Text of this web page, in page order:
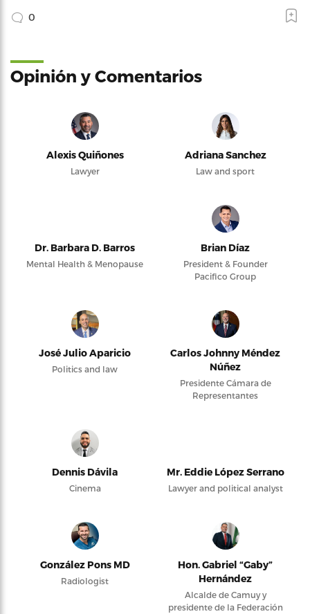
0
Opinión y Comentarios
Alexis Quiñones
Lawyer
Adriana Sanchez
Law and sport
Dr. Barbara D. Barros
Mental Health & Menopause
Brian Díaz
President & Founder
Pacifico Group
José Julio Aparicio
Politics and law
Carlos Johnny Méndez
Núñez
Presidente Cámara de
Representantes
Dennis Dávila
Cinema
Mr. Eddie López Serrano
Lawyer and political analyst
González Pons MD
Radiologist
Hon. Gabriel “Gaby”
Hernández
Alcalde de Camuy y
presidente de la Federación